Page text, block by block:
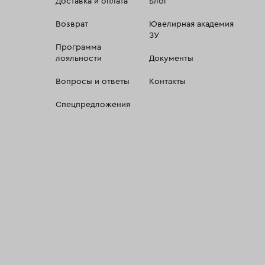
Возврат
Программа
лояльности
Вопросы и ответы
Спецпредложения
Ювелирная академия
ЗУ
Документы
Контакты